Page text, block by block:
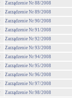
Zarządzenie Nr 88/2008
Zarządzenie Nr 89/2008
Zarządzenie Nr 90/2008
Zarządzenie Nr 91/2008
Zarządzenie Nr 92/2008
Zarządzenie Nr 93/2008
Zarządzenie Nr 94/2008
Zarządzenie Nr 95/2008
Zarządzenie Nr 96/2008
Zarządzenie Nr 97/2008
Zarządzenie Nr 98/2008